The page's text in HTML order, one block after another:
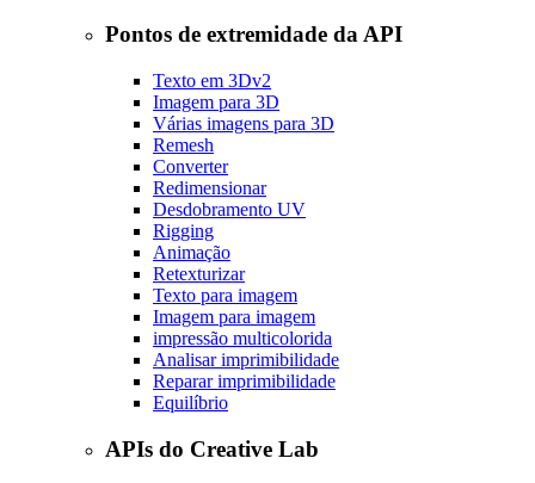
Pontos de extremidade da API
Texto em 3Dv2
Imagem para 3D
Várias imagens para 3D
Remesh
Converter
Redimensionar
Desdobramento UV
Rigging
Animação
Retexturizar
Texto para imagem
Imagem para imagem
impressão multicolorida
Analisar imprimibilidade
Reparar imprimibilidade
Equilíbrio
APIs do Creative Lab